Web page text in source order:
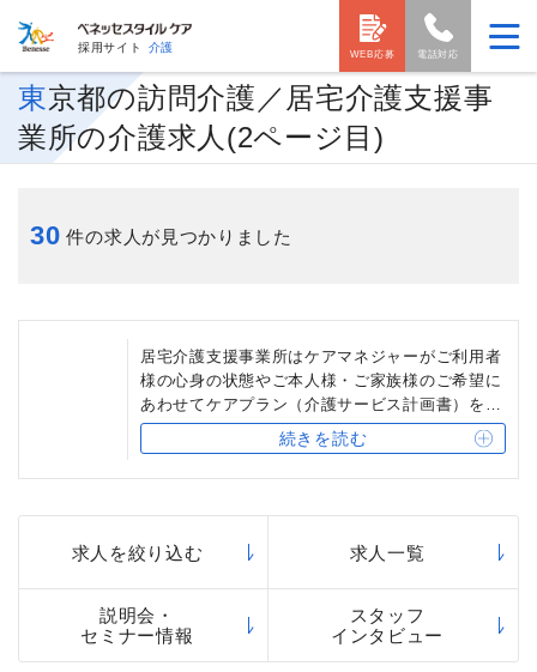
採用サイト 介護
電話対応
WEB応募
東京都の訪問介護／居宅介護支援事
業所の介護求人(2ページ目)
30 件の求人が見つかりました
居宅介護支援事業所はケアマネジャーがご利用者
様の心身の状態やご本人様・ご家族様のご希望に
あわせてケアプラン（介護サービス計画書）を作
成し、各サービスの調整を行っています。また、
要介護認定申請代行を行うこともあります。作成
されたケアプランに合わせてヘルパー（訪問介護
しやすく、自分のペースで働きやすいと言えるで
続きを読む
求人を絞り込む 求人一覧
説明会・
セミナー情報
スタッフ
インタビュー